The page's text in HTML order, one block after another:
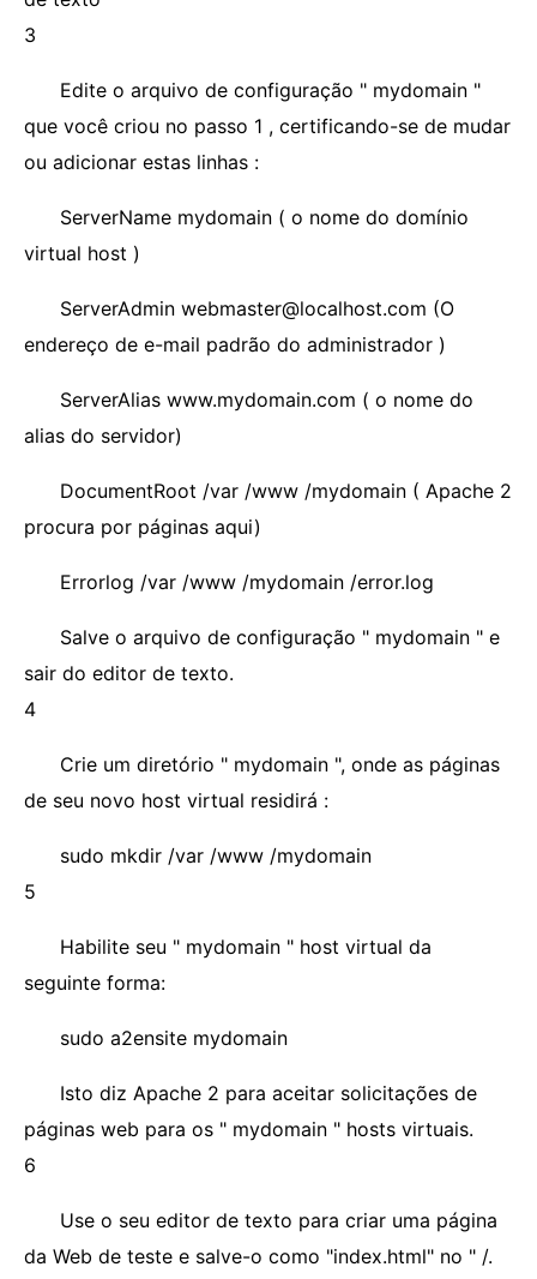
3
Edite o arquivo de configuração " mydomain "
que você criou no passo 1 , certificando-se de mudar
ou adicionar estas linhas :
ServerName mydomain ( o nome do domínio
virtual host )
ServerAdmin webmaster@localhost.com (O
endereço de e-mail padrão do administrador )
ServerAlias ​​www.mydomain.com ( o nome do
alias do servidor)
DocumentRoot /var /www /mydomain ( Apache 2
procura por páginas aqui)
Errorlog /var /www /mydomain /error.log
Salve o arquivo de configuração " mydomain " e
sair do editor de texto.
4
Crie um diretório " mydomain ", onde as páginas
de seu novo host virtual residirá :
sudo mkdir /var /www /mydomain
5
Habilite seu " mydomain " host virtual da
seguinte forma:
sudo a2ensite mydomain
Isto diz Apache 2 para aceitar solicitações de
páginas web para os " mydomain " hosts virtuais.
6
Use o seu editor de texto para criar uma página
da Web de teste e salve-o como "index.html" no " /.